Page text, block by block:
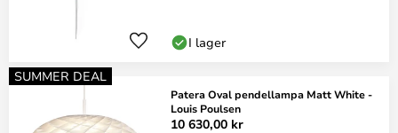
I lager
SUMMER DEAL
Patera Oval pendellampa Matt White -
Louis Poulsen
10 630,00 kr